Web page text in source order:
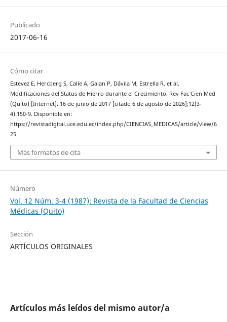
Publicado
2017-06-16
Cómo citar
Estevez E, Hercberg S, Calle A, Galan P, Dávila M, Estrella R, et al.
Modificaciones del Status de Hierro durante el Crecimiento. Rev Fac Cien Med
(Quito) [Internet]. 16 de junio de 2017 [citado 6 de agosto de 2026];12(3-
4):150-9. Disponible en:
https://revistadigital.uce.edu.ec/index.php/CIENCIAS_MEDICAS/article/view/6
25
Más formatos de cita
Número
Vol. 12 Núm. 3-4 (1987): Revista de la Facultad de Ciencias
Médicas (Quito)
Sección
ARTÍCULOS ORIGINALES
Artículos más leídos del mismo autor/a